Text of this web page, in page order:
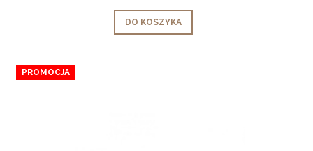
DO KOSZYKA
PROMOCJA